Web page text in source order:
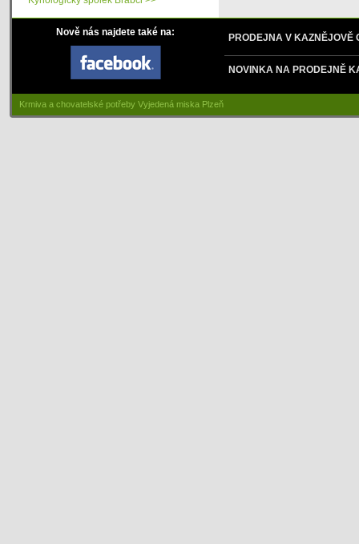
Nově nás najdete také na: PRODEJNA V KAZNĚJOVĚ
NOVINKA NA PRODEJNĚ
Krmiva a chovatelské potřeby Vyjedená miska Plzeň